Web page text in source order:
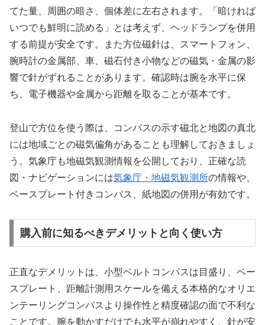
てた量、周囲の暗さ、個体差に左右されます。「暗ければ
いつでも鮮明に読める」とは考えず、ヘッドランプを併用
する前提が安全です。また方位磁針は、スマートフォン、
腕時計の金属部、車、磁石付き小物などの磁気・金属の影
響で針がずれることがあります。確認時は腕を水平に保
ち、電子機器や金属から距離を取ることが基本です。
登山で方位を使う際は、コンパスの示す磁北と地図の真北
には地域ごとの磁気偏角があることも理解しておきましょ
う。気象庁も地磁気観測情報を公開しており、正確な読
図・ナビゲーションには気象庁・地磁気観測所の情報や、
ベースプレート付きコンパス、紙地図の併用が有効です。
購入前に知るべきデメリットと向く使い方
正直なデメリットは、小型ベルトコンパスは目盛り、ベー
スプレート、距離計測用スケールを備える本格的なオリエ
ンテーリングコンパスより操作性と精度確認の面で不利な
ことです。腕を動かすだけでも水平が崩れやすく、針が安